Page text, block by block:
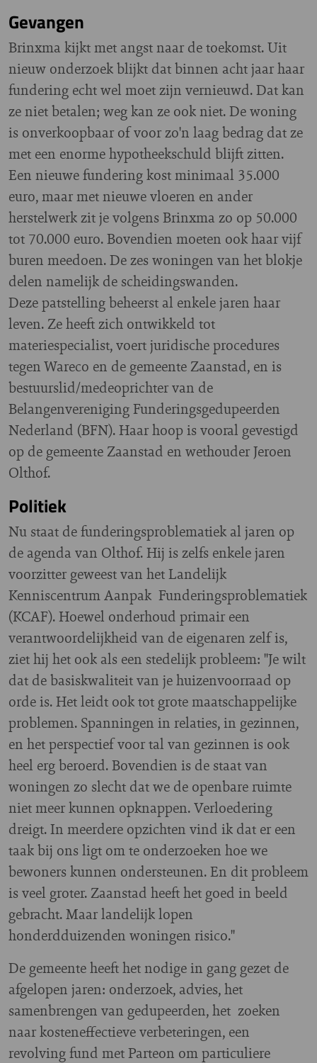
Gevangen
Brinxma kijkt met angst naar de toekomst. Uit
nieuw onderzoek blijkt dat binnen acht jaar haar
fundering echt wel moet zijn vernieuwd. Dat kan
ze niet betalen; weg kan ze ook niet. De woning
is onverkoopbaar of voor zo'n laag bedrag dat ze
met een enorme hypotheekschuld blijft zitten.
Een nieuwe fundering kost minimaal 35.000
euro, maar met nieuwe vloeren en ander
herstelwerk zit je volgens Brinxma zo op 50.000
tot 70.000 euro. Bovendien moeten ook haar vijf
buren meedoen. De zes woningen van het blokje
delen namelijk de scheidingswanden.
Deze patstelling beheerst al enkele jaren haar
leven. Ze heeft zich ontwikkeld tot
materiespecialist, voert juridische procedures
tegen Wareco en de gemeente Zaanstad, en is
bestuurslid/medeoprichter van de
Belangenvereniging Funderingsgedupeerden
Nederland (BFN). Haar hoop is vooral gevestigd
op de gemeente Zaanstad en wethouder Jeroen
Olthof.
Politiek
Nu staat de funderingsproblematiek al jaren op
de agenda van Olthof. Hij is zelfs enkele jaren
voorzitter geweest van het Landelijk
Kenniscentrum Aanpak Funderingsproblematiek
(KCAF). Hoewel onderhoud primair een
verantwoordelijkheid van de eigenaren zelf is,
ziet hij het ook als een stedelijk probleem: "Je wilt
dat de basiskwaliteit van je huizenvoorraad op
orde is. Het leidt ook tot grote maatschappelijke
problemen. Spanningen in relaties, in gezinnen,
en het perspectief voor tal van gezinnen is ook
heel erg beroerd. Bovendien is de staat van
woningen zo slecht dat we de openbare ruimte
niet meer kunnen opknappen. Verloedering
dreigt. In meerdere opzichten vind ik dat er een
taak bij ons ligt om te onderzoeken hoe we
bewoners kunnen ondersteunen. En dit probleem
is veel groter. Zaanstad heeft het goed in beeld
gebracht. Maar landelijk lopen
honderdduizenden woningen risico."
De gemeente heeft het nodige in gang gezet de
afgelopen jaren: onderzoek, advies, het
samenbrengen van gedupeerden, het zoeken
naar kosteneffectieve verbeteringen, een
revolving fund met Parteon om particuliere